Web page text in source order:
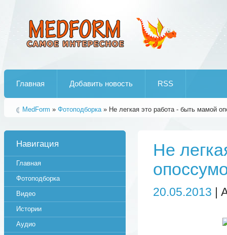
Главная Добавить новость RSS
MedForm » Фотоподборка» Не легкая это работа - быть мамой
Не
20.05.2013 |
Навигация
Главная
Фотоподборка
Видео
Истории
Аудио